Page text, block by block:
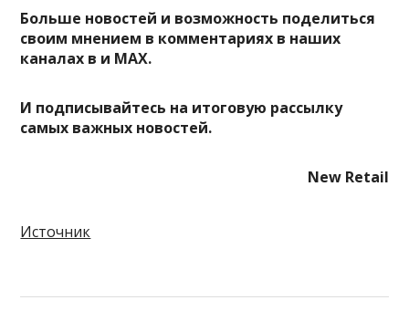
Больше новостей и возможность поделиться
своим мнением в комментариях в наших
каналах в и MAX.
И подписывайтесь на итоговую рассылку
самых важных новостей.
New Retail
Источник